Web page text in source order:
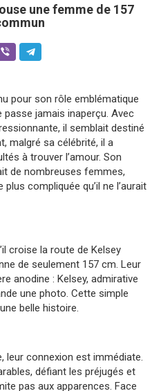
une femme de 157
pour son rôle emblématique
passe jamais inaperçu. Avec
il semblait destiné
malgré sa célébrité, il a
à trouver l’amour. Son
de nombreuses femmes,
compliquée qu’il ne l’aurait
croise la route de Kelsey
de seulement 157 cm. Leur
anodine : Kelsey, admirative
une photo. Cette simple
belle histoire.
leur connexion est immédiate.
défiant les préjugés et
pas aux apparences. Face